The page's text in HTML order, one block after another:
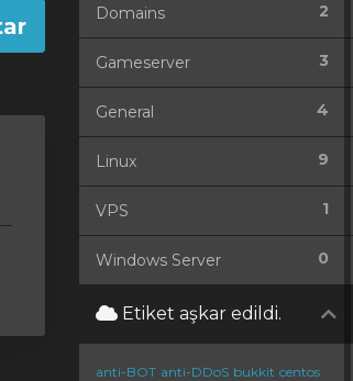
2
Domains
3
Gameserver
4
General
9
Linux
1
VPS
0
Windows Server
Etiket aşkar edildi.
anti-BOT anti-DDoS bukkit centos